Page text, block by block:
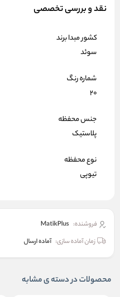
نقد و بررسی تخصصی
کشور مبدا برند
سوئد
شماره رنگ
۲۰
جنس محفظه
پلاستیک
نوع محفظه
تیوپی
فروشنده: MatikPlus
زمان آماده سازی: آماده ارسال
محصولات در دسته ی مشابه